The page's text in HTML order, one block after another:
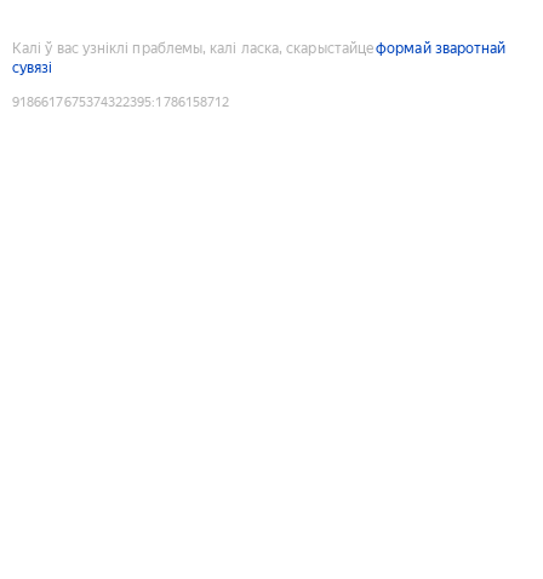
Калі ў вас узніклі праблемы, калі ласка, скарыстайцеформай зваротнай
сувязі
9186617675374322395:1786158712